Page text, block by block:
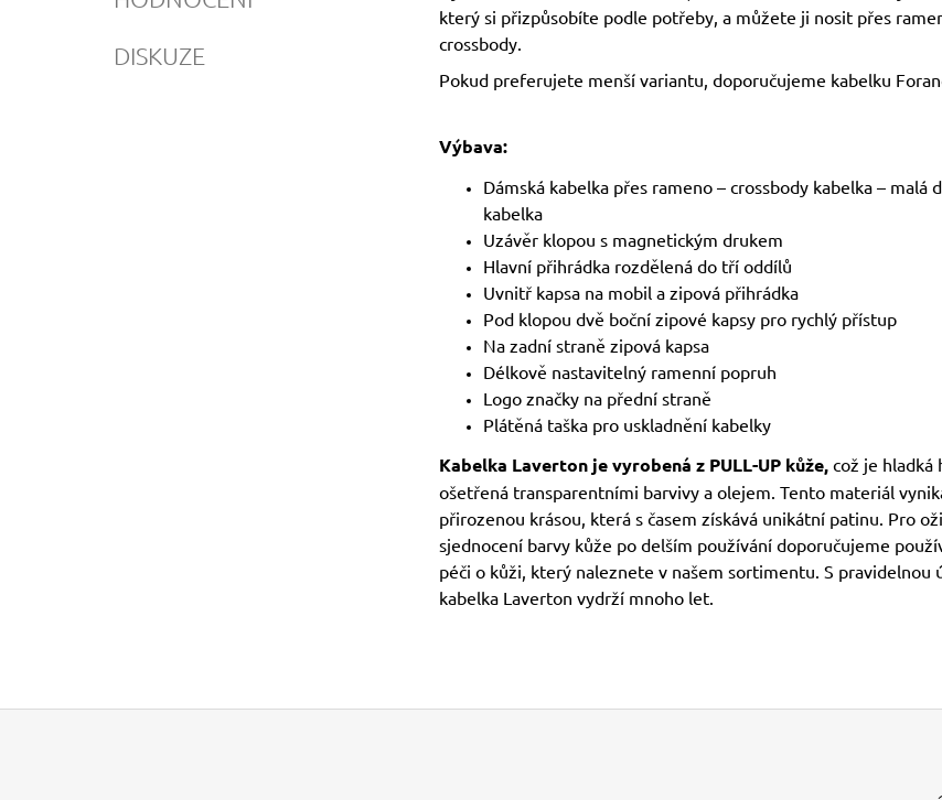
DISKUZE
který si přizpůsobíte podle potřeby, a můžete ji nosit přes
crossbody.
Pokud preferujete menší variantu, doporučujeme kabelku
Výbava:
Dámská kabelka přes rameno – crossbody kabelka – malá
kabelka
Uzávěr klopou s magnetickým drukem
Hlavní přihrádka rozdělená do tří oddílů
Uvnitř kapsa na mobil a zipová přihrádka
Pod klopou dvě boční zipové kapsy pro rychlý přístup
Na zadní straně zipová kapsa
Délkově nastavitelný ramenní popruh
Logo značky na přední straně
Plátěná taška pro uskladnění kabelky
Kabelka Laverton je vyrobená z PULL-UP kůže,což je hladká
ošetřená transparentními barvivy a olejem. Tento materiál
přirozenou krásou, která s časem získává unikátní patinu. Pro
sjednocení barvy kůže po delším používání doporučujeme
péči o kůži, který naleznete v našem sortimentu. S pravidelnou
kabelka Laverton vydrží mnoho let.